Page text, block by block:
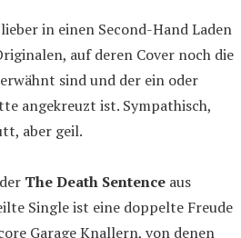
in einen Second-Hand Laden
auf deren Cover noch die
sind und der ein oder
angekreuzt ist. Sympathisch,
aber geil.
The Death Sentence aus
Single ist eine doppelte Freude
Garage Knallern, von denen